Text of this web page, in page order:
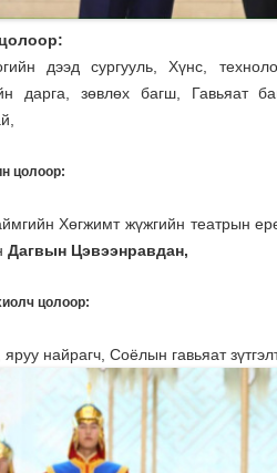
:
дээд сургууль, Хүнс,
дарга, зөвлөх багш, Гавьяат
цолоор:
Хөгжимт жүжгийн театрын
Дагвын Цэвээнравдан,
цолоор:
найрагч, Соёлын гавьяат